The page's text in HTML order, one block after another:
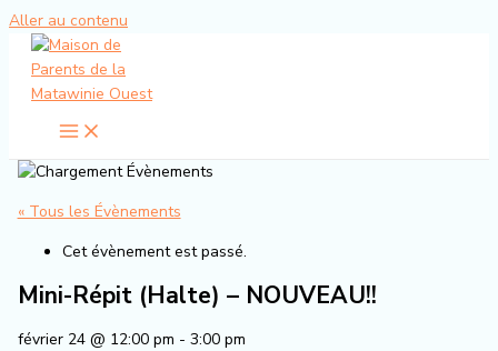
Aller au contenu
« Tous les Évènements
Cet évènement est passé.
Mini-Répit (Halte) – NOUVEAU!!
février 24 @ 12:00 pm - 3:00 pm